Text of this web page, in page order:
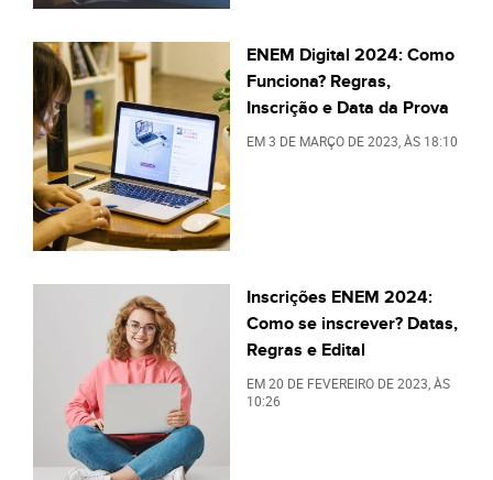
ENEM Digital 2024: Como
Funciona? Regras,
Inscrição e Data da Prova
EM3 DE MARÇO DE 2023 , ÀS 18:10
Inscrições ENEM 2024:
Como se inscrever? Datas,
Regras e Edital
EM20 DE FEVEREIRO DE 2023 , ÀS
10:26